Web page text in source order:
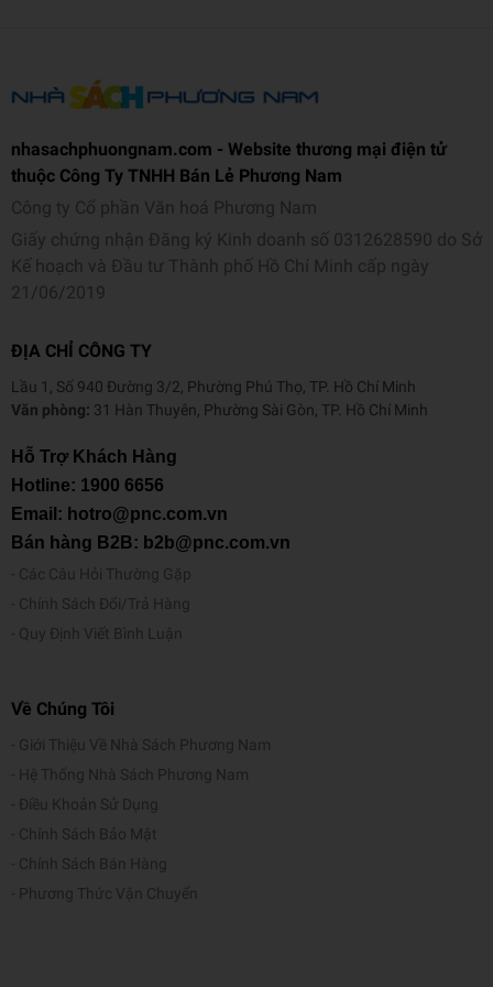
nhasachphuongnam.com - Website thương mại điện tử
thuộc Công Ty TNHH Bán Lẻ Phương Nam
Công ty Cổ phần Văn hoá Phương Nam
Giấy chứng nhận Đăng ký Kinh doanh số 0312628590 do Sở
Kế hoạch và Đầu tư Thành phố Hồ Chí Minh cấp ngày
21/06/2019
ĐỊA CHỈ CÔNG TY
Lầu 1, Số 940 Đường 3/2, Phường Phú Thọ, TP. Hồ Chí Minh
Văn phòng: 31 Hàn Thuyên, Phường Sài Gòn, TP. Hồ Chí Minh
Hỗ Trợ Khách Hàng
Hotline: 1900 6656
Email: hotro@pnc.com.vn
Bán hàng B2B: b2b@pnc.com.vn
Các Câu Hỏi Thường Gặp
Chính Sách Đổi/Trả Hàng
Quy Định Viết Bình Luận
Về Chúng Tôi
Giới Thiệu Về Nhà Sách Phương Nam
Hệ Thống Nhà Sách Phương Nam
Điều Khoản Sử Dụng
Chính Sách Bảo Mật
Chính Sách Bán Hàng
Phương Thức Vận Chuyển